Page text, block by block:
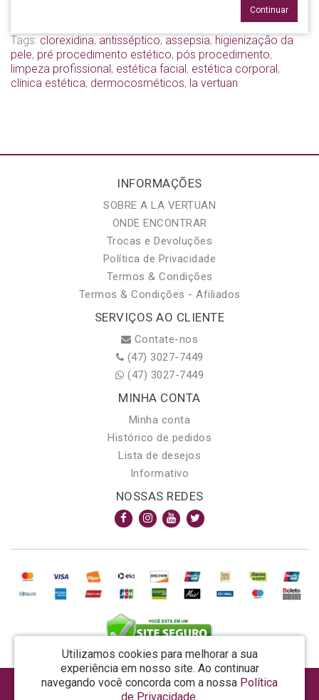
Continuar
Tags: clorexidina, antisséptico, assepsia, higienização da
pele, pré procedimento estético, pós procedimento,
limpeza profissional, estética facial, estética corporal,
clínica estética, dermocosméticos, la vertuan
INFORMAÇÕES
SOBRE A LA VERTUAN
ONDE ENCONTRAR
Trocas e Devoluções
Política de Privacidade
Termos & Condições
Termos & Condições - Afiliados
SERVIÇOS AO CLIENTE
Contate-nos
(47) 3027-7449
(47) 3027-7449
MINHA CONTA
Minha conta
Histórico de pedidos
Lista de desejos
Informativo
NOSSAS REDES
Utilizamos cookies para melhorar a sua
experiência em nosso site. Ao continuar
navegando você concorda com a nossa Política
de Privacidade.
AROMA & MAGIA MANUF DE PROD COSMECEUTICOS LTDA EPP - CNPJ: 81.362.295/0001-48